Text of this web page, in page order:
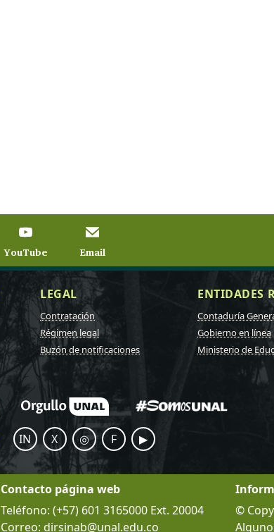
YouTube Email
LEGAL
Contratación
Régimen legal
Buzón de notificaciones
ENTIDADES
Contaduría
Gobierno en línea
Ministerio de
IN X ◎ F ▶
Contacto página web
Teléfono: (+57) 601 3165000 Ext. 20004
Correo: dirsinab@unal.edu.co
©